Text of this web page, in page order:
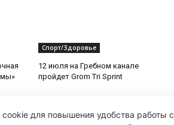
Спорт/Здоровье
12 июля на Гребном канале
пройдет Grom Tri Sprint
для повышения удобства работы с